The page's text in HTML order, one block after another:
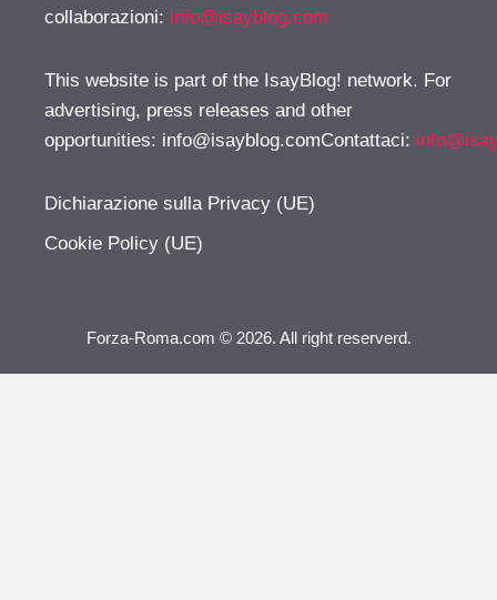
collaborazioni: info@isayblog.com
This website is part of the IsayBlog! network. For
advertising, press releases and other
opportunities: info@isayblog.comContattaci:
Dichiarazione sulla Privacy (UE)
Cookie Policy (UE)
Forza-Roma.com © 2026. All right reserverd.